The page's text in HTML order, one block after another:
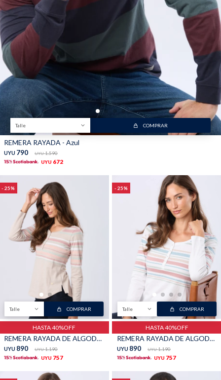
Talle COMPRAR
REMERA RAYADA - Azul
UYU 790 UYU 1.590
UYU 672
25
Talle COMPRAR
HASTA 40%OFF
REMERA RAYADA DE ALGODÓN - Beige
UYU 890 UYU 1.190
UYU 757
25
Talle COMPRAR
HASTA 40%OFF
REMERA RAYADA DE ALGODÓN - Blanco
UYU 890 UYU 1.190
UYU 757
Trabaja con nosotros
Contacto